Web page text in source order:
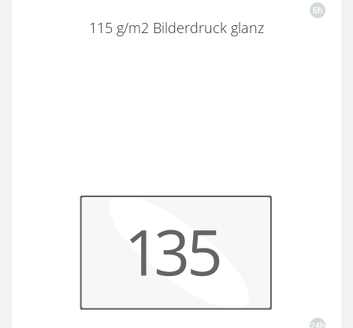
115 g/m2 Bilderdruck glanz